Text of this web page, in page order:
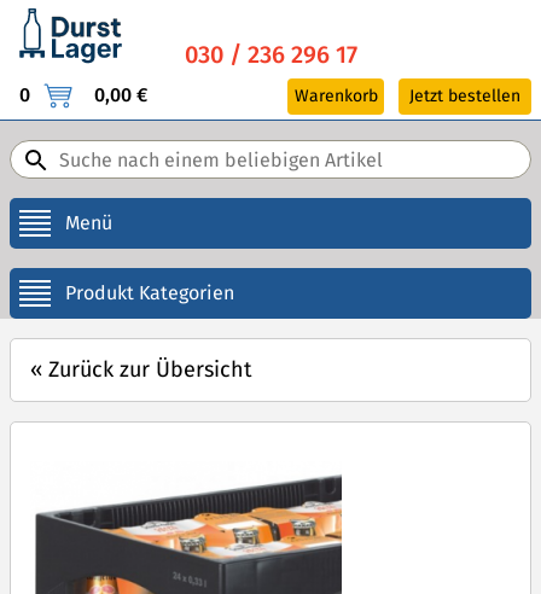
Menü
Produkt Kategorien
030 / 236 296 17
0 0,00 € Warenkorb Jetzt bestellen
« Zurück zur Übersicht